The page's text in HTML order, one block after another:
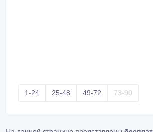
1-24 25-48 49-72 73-90